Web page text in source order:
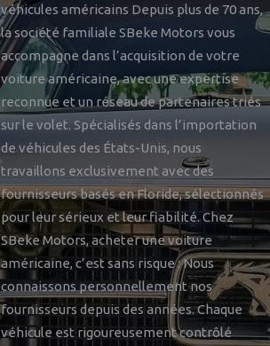
véhicules américains Depuis plus de 70 ans,
la société familiale SBeke Motors vous
accompagne dans l’acquisition de votre
voiture américaine, avec une expertise
reconnue et un réseau de partenaires triés
sur le volet. Spécialisés dans l’importation
de véhicules des États-Unis, nous
travaillons exclusivement avec des
fournisseurs basés en Floride, sélectionnés
pour leur sérieux et leur fiabilité. Chez
SBeke Motors, acheter une voiture
américaine, c’est sans risque : Nous
connaissons personnellement nos
fournisseurs depuis des années. Chaque
véhicule est rigoureusement contrôlé